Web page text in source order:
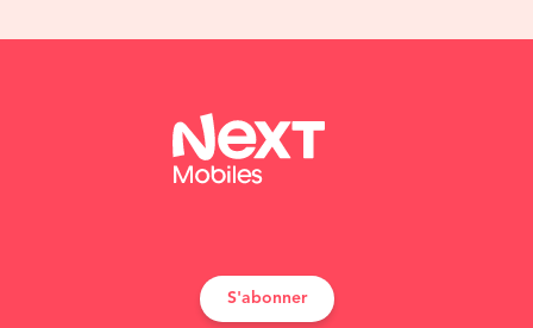
S'abonner